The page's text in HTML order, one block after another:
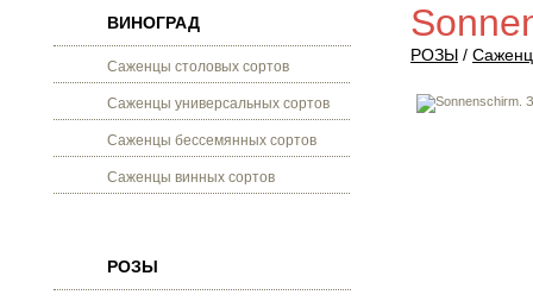
ВИНОГРАД
Саженцы столовых сортов
Саженцы универсальных сортов
Саженцы бессемянных сортов
Саженцы винных сортов
РОЗЫ
РОЗЫ /